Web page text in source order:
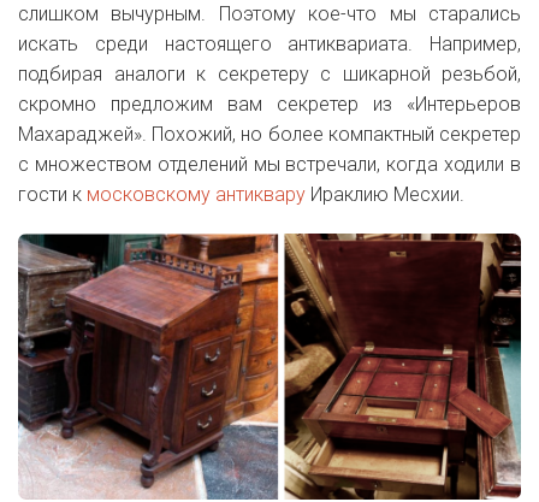
слишком вычурным. Поэтому кое-что мы старались
искать среди настоящего антиквариата. Например,
подбирая аналоги к секретеру с шикарной резьбой,
скромно предложим вам секретер из «Интерьеров
Махараджей». Похожий, но более компактный секретер
с множеством отделений мы встречали, когда ходили в
гости к московскому антиквару Ираклию Месхии.